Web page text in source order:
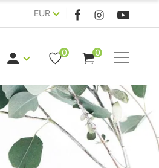
EUR
0 0